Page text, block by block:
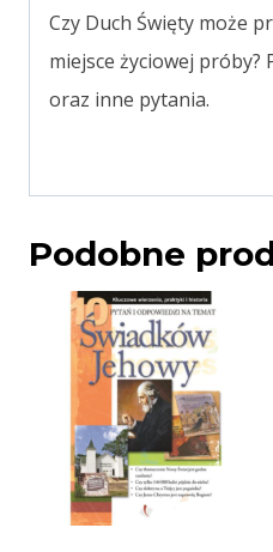
Czy Duch Święty może
miejsce życiowej próby?
oraz inne pytania.
Podobne